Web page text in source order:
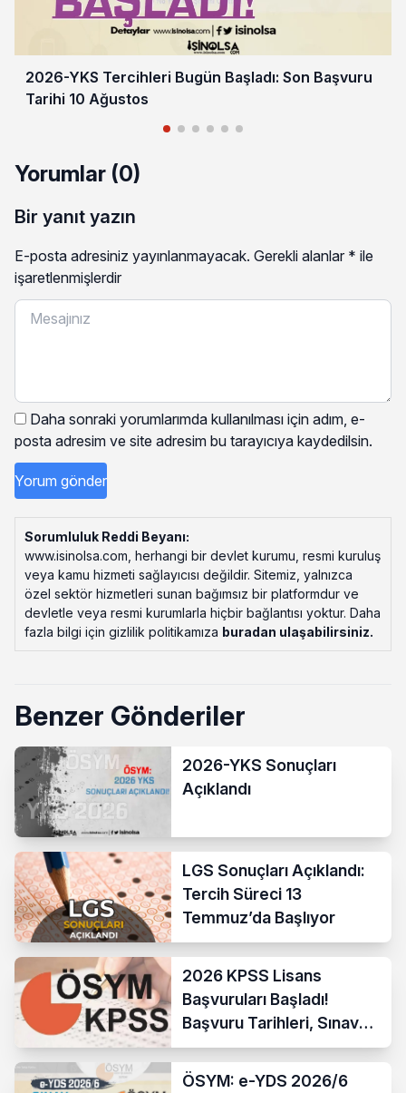
2026-YKS Tercihleri Bugün Başladı: Son Başvuru
Tarihi 10 Ağustos
Yorumlar (0)
Bir yanıt yazın
E-posta adresiniz yayınlanmayacak. Gerekli alanlar * ile
işaretlenmişlerdir
Daha sonraki yorumlarımda kullanılması için adım, e-
posta adresim ve site adresim bu tarayıcıya kaydedilsin.
Sorumluluk Reddi Beyanı:
www.isinolsa.com, herhangi bir devlet kurumu, resmi kuruluş
veya kamu hizmeti sağlayıcısı değildir. Sitemiz, yalnızca
özel sektör hizmetleri sunan bağımsız bir platformdur ve
devletle veya resmi kurumlarla hiçbir bağlantısı yoktur. Daha
fazla bilgi için gizlilik politikamıza buradan ulaşabilirsiniz.
Benzer Gönderiler
2026-YKS Sonuçları
Açıklandı
LGS Sonuçları Açıklandı:
Tercih Süreci 13
Temmuz’da Başlıyor
2026 KPSS Lisans
Başvuruları Başladı!
Başvuru Tarihleri, Sınav
Takvimi ve Tüm Detaylar
ÖSYM: e-YDS 2026/6